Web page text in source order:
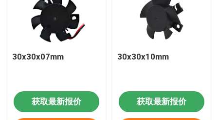
30x30x07mm
获取最新报价
30x30x10mm
获取最新报价